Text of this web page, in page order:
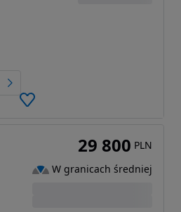
29 800 PLN
W granicach średniej